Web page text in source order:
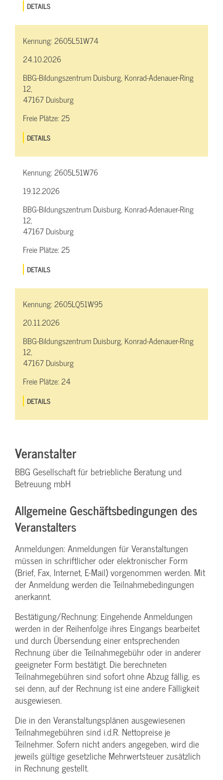
DETAILS
Kennung:2605L51W74
24.10.2026
BBG-Bildungszentrum Duisburg, Konrad-Adenauer-Ring
12,
47167 Duisburg
Freie Plätze:25
DETAILS
Kennung:2605L51W76
19.12.2026
BBG-Bildungszentrum Duisburg, Konrad-Adenauer-Ring
12,
47167 Duisburg
Freie Plätze:25
DETAILS
Kennung:2605LQ51W95
20.11.2026
BBG-Bildungszentrum Duisburg, Konrad-Adenauer-Ring
12,
47167 Duisburg
Freie Plätze:24
DETAILS
Veranstalter
BBG Gesellschaft für betriebliche Beratung und
Betreuung mbH
Allgemeine Geschäftsbedingungen des
Veranstalters
Anmeldungen: Anmeldungen für Veranstaltungen
müssen in schriftlicher oder elektronischer Form
(Brief, Fax, Internet, E-Mail) vorgenommen werden. Mit
der Anmeldung werden die Teilnahme­bedingungen
anerkannt.
Bestätigung­/Rechnung: Eingehende Anmeldungen
werden in der Reihenfolge ihres Eingangs bearbeitet
und durch Übersendung einer entsprechenden
Rechnung über die Teilnahmegebühr oder in anderer
geeigneter Form bestätigt. Die berechneten
Teilnahmegebühren sind sofort ohne Abzug fällig, es
sei denn, auf der Rechnung ist eine andere Fälligkeit
ausgewiesen.
Die in den Veranstaltungsplänen ausgewiesenen
Teilnahmegebühren sind i.d.R. Nettopreise je
Teilnehmer. Sofern nicht anders angegeben, wird die
jeweils gültige gesetzliche Mehrwertsteuer zusätzlich
in Rechnung gestellt.